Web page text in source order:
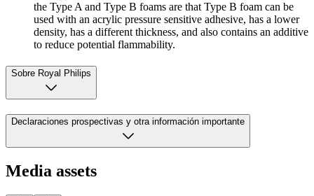
the Type A and Type B foams are that Type B foam can be
used with an acrylic pressure sensitive adhesive, has a lower
density, has a different thickness, and also contains an additive
to reduce potential flammability.
Sobre Royal Philips
Declaraciones prospectivas y otra información importante
Media assets